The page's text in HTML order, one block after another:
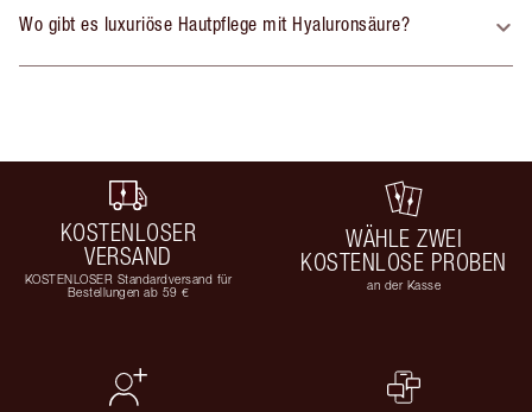
Wo gibt es luxuriöse Hautpflege mit Hyaluronsäure?
KOSTENLOSER
VERSAND
KOSTENLOSER Standardversand für
Bestellungen ab 59 €
WÄHLE ZWEI
KOSTENLOSE PROBEN
an der Kasse